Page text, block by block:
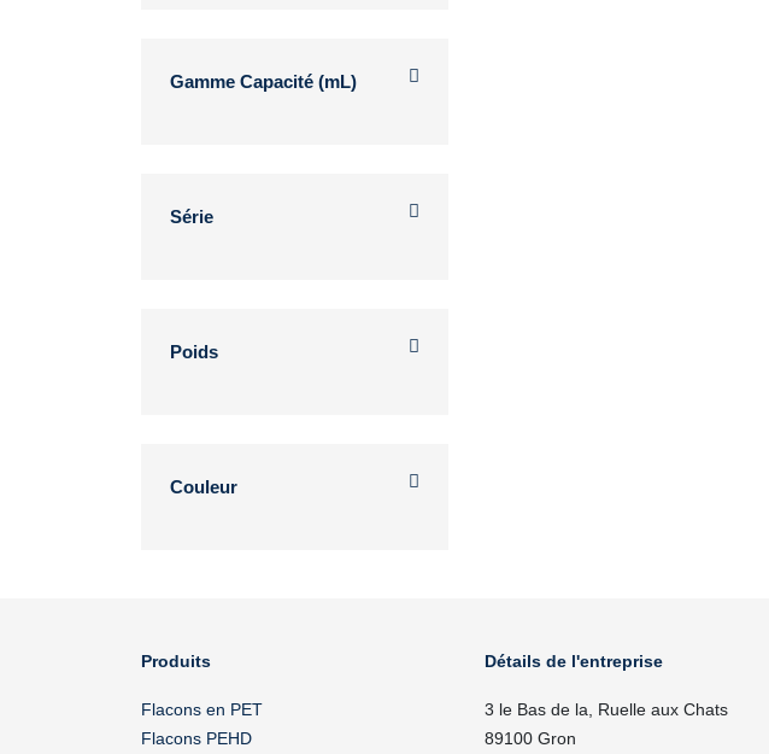
Gamme Capacité (mL)
Série
Poids
Couleur
Produits
Flacons en PET
Flacons PEHD
Détails de l'entreprise
3 le Bas de la, Ruelle aux Chats
89100 Gron